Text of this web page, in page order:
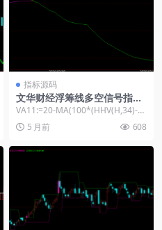
指标源码
文华财经浮筹线多空信号指标-
34/72周期高低价计算公式源
码
VA11:=20-MA(100*(HHV(H,34)-
C)/(HHV(H,34)...
5 月前 608